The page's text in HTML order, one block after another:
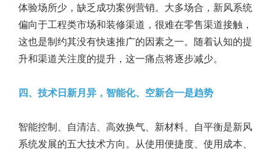
体验场所少，缺乏成功案例营销。大多场合，新风系统
偏向于工程类市场和装修渠道，很难在零售渠道接触，
这也是制约其没有快速推广的因素之一。随着认知的提
升和渠道关注度的提升，这一痛点将逐步减少。
四、技术日新月异，智能化、空新合一是趋势
智能控制、自清洁、高效换气、新材料、自平衡是新风
系统发展的五大技术方向。从使用便捷度、使用成本、